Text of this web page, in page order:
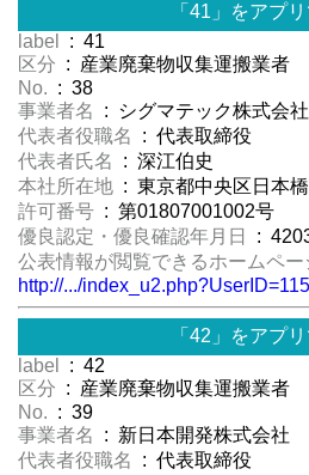
「41」をアプ
label
: 41
区分 : 産業廃棄物収集運搬業者
No. : 38
事業者名
: シグマテック株式会社
代表者役職名
: 代表取締役
代表者氏名
: 深江伯史
本社所在地 : 東京都中央区日本
許可番号 : 第01807001002号
優良認定・優良確認年月日
:
公表情報が閲覧できるホームペー
http://.../
「42」をアプ
label
: 42
区分 : 産業廃棄物収集運搬業者
No. : 39
事業者名
: 新日本開発株式会社
代表者役職名
: 代表取締役